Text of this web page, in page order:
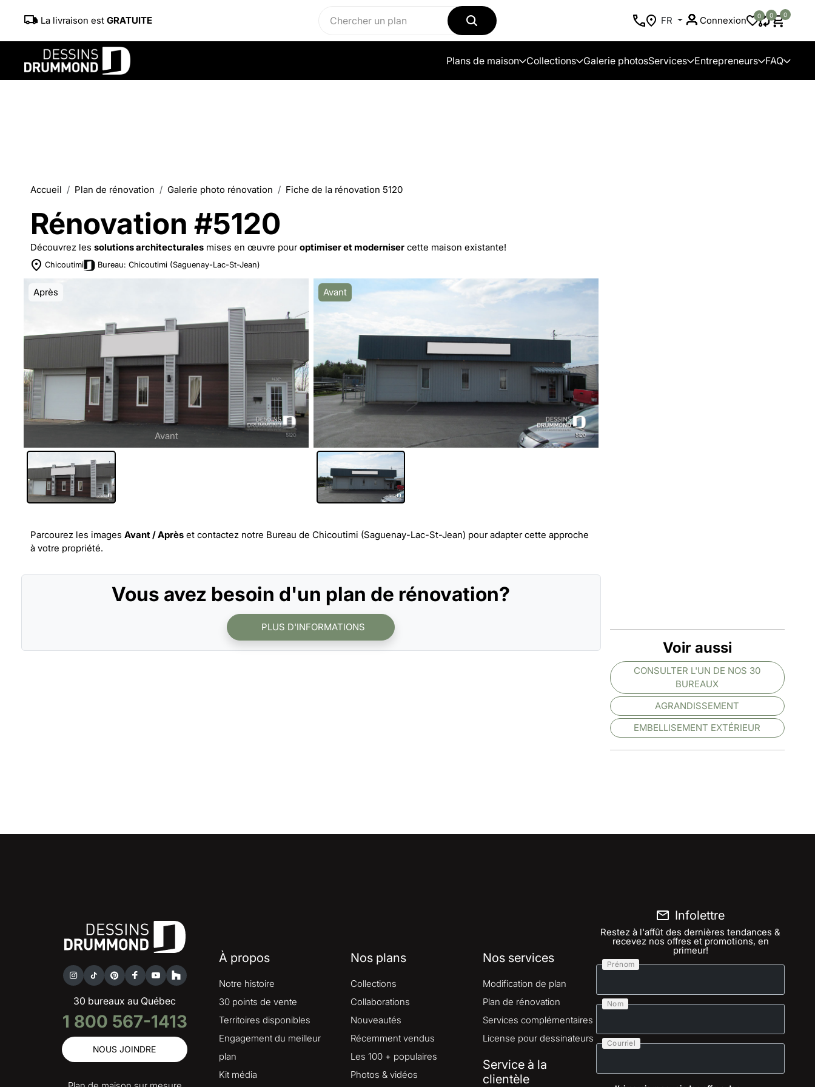
La livraison est GRATUITE FR Connexion 0 0 0
Plans de maison Collections Galerie photosServices Entrepreneurs FAQ
Accueil Plan de rénovation Galerie photo rénovation Fiche de la rénovation 5120
Rénovation #5120
Découvrez les solutions architecturales mises en œuvre pouroptimiser et moderniser cette maison existante!
Chicoutimi Bureau: Chicoutimi (Saguenay-Lac-St-Jean)
Après
Avant
Avant
Parcourez les images Avant / Après et contactez notre Bureau de Chicoutimi (Saguenay-Lac-St-Jean) pour adapter cette approche
à votre propriété.
Vous avez besoin d'un plan de rénovation?
PLUS D'INFORMATIONS
Voir aussi
CONSULTER L'UN DE NOS 30
BUREAUX
AGRANDISSEMENT
EMBELLISEMENT EXTÉRIEUR
30 bureaux au Québec
1 800 567-1413
NOUS JOINDRE
À propos
Notre histoire
30 points de vente
Territoires disponibles
Engagement du meilleur
plan
Kit média
Nos plans
Collections
Collaborations
Nouveautés
Récemment vendus
Les 100 + populaires
Photos & vidéos
Nos services
Modification de plan
Plan de rénovation
Services complémentaires
License pour dessinateurs
Service à la
clientèle
Infolettre
Restez à l'affût des dernières tendances &
recevez nos offres et promotions, en
primeur!
Prénom
Nom
Courriel